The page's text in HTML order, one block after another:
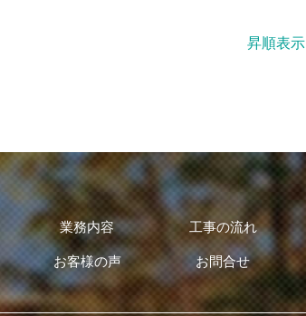
昇順表示
業務内容 工事の流れ
お客様の声 お問合せ